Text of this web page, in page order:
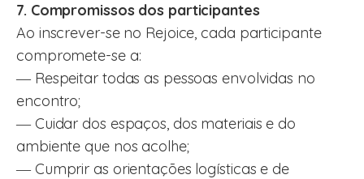
7. Compromissos dos participantes
Ao inscrever-se no Rejoice, cada participante
compromete-se a:
― Respeitar todas as pessoas envolvidas no
encontro;
― Cuidar dos espaços, dos materiais e do
ambiente que nos acolhe;
― Cumprir as orientações logísticas e de